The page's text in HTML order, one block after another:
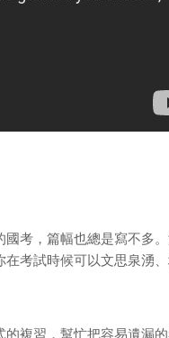
考，篇幅也總是寫不多
考試時候可以文思泉湧、
複習，幫忙把容易遺漏